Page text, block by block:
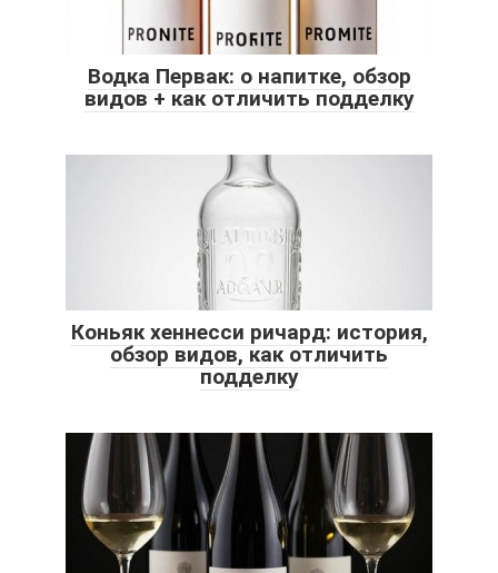
Водка Первак: о напитке, обзор
видов + как отличить подделку
Коньяк хеннесси ричард: история,
обзор видов, как отличить
подделку